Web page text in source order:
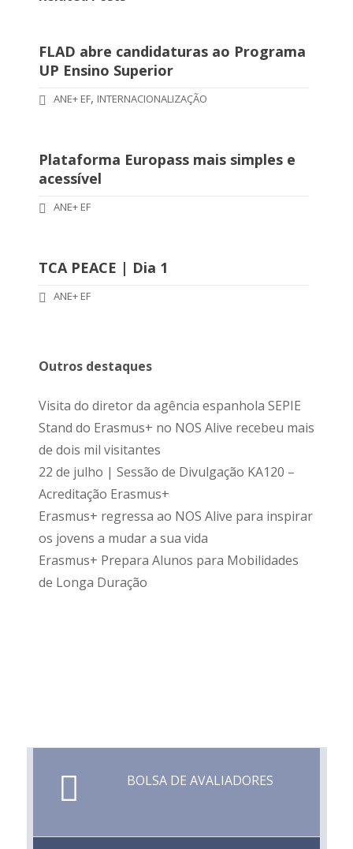
FLAD abre candidaturas ao Programa
UP Ensino Superior
ANE+ EF, INTERNACIONALIZAÇÃO
Plataforma Europass mais simples e
acessível
ANE+ EF
TCA PEACE | Dia 1
ANE+ EF
Outros destaques
Visita do diretor da agência espanhola SEPIE
Stand do Erasmus+ no NOS Alive recebeu mais
de dois mil visitantes
22 de julho | Sessão de Divulgação KA120 –
Acreditação Erasmus+
Erasmus+ regressa ao NOS Alive para inspirar
os jovens a mudar a sua vida
Erasmus+ Prepara Alunos para Mobilidades
de Longa Duração
BOLSA DE AVALIADORES